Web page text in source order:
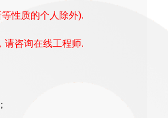
性质的个人除外).
请咨询在线工程师.